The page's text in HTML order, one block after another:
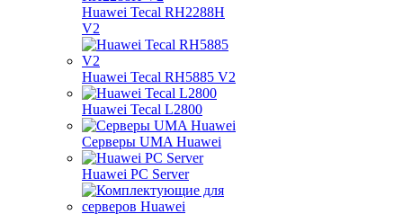
Huawei Tecal RH2288H
V2
Huawei Tecal RH5885 V2
Huawei Tecal L2800
Серверы UMA Huawei
Huawei PC Server